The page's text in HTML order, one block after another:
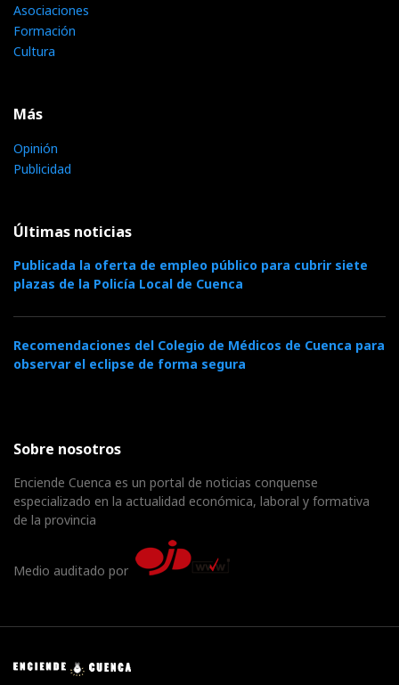
Asociaciones
Formación
Cultura
Más
Opinión
Publicidad
Últimas noticias
Publicada la oferta de empleo público para cubrir siete
plazas de la Policía Local de Cuenca
Recomendaciones del Colegio de Médicos de Cuenca para
observar el eclipse de forma segura
Sobre nosotros
Enciende Cuenca es un portal de noticias conquense
especializado en la actualidad económica, laboral y formativa
de la provincia
Medio auditado por